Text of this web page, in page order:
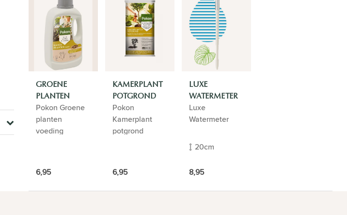
GROENE
PLANTEN
VOEDING
Pokon Groene
planten
voeding
6,95
KAMERPLANT
POTGROND
Pokon
Kamerplant
potgrond
6,95
LUXE
WATERMETER
Luxe
Watermeter
20cm
8,95